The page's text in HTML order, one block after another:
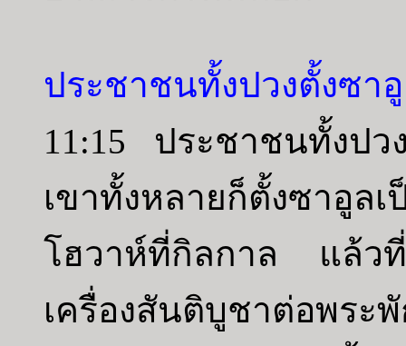
ประชาชนทั้งปวงตั้งซา
11:15 ประชาชนทั้งป
เขาทั้งหลายก็ตั้งซาอูล
โฮวาห์ที่กิลกาล แล้วที่
เครื่องสันติบูชาต่อพร